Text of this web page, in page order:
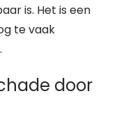
is. Het is een
te vaak
door